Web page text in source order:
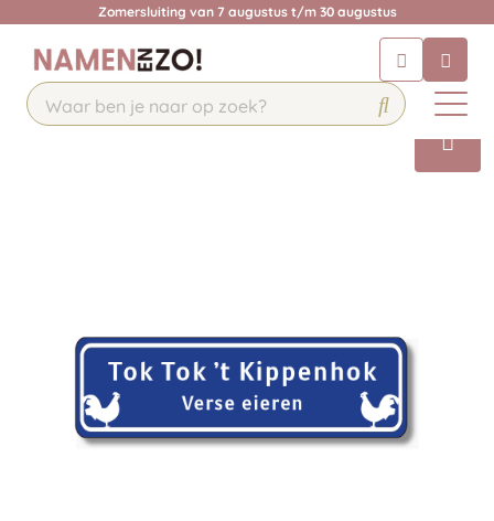
Zomersluiting van 7 augustus t/m 30 augustus
Chat 24/7 met onze chatbot voor
hulp
Contact